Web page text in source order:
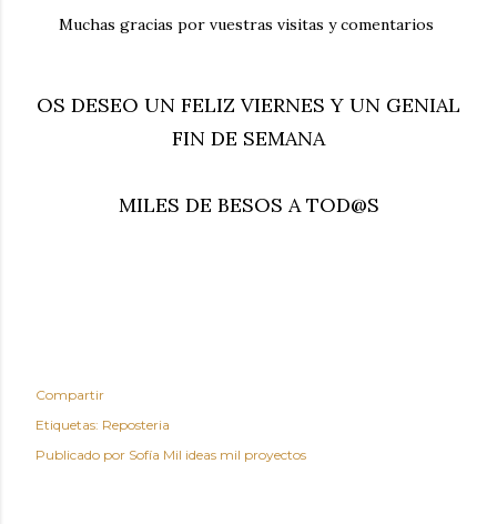
Muchas gracias por vuestras visitas y comentarios
OS DESEO UN FELIZ VIERNES Y UN GENIAL
FIN DE SEMANA
MILES DE BESOS A TOD@S
Compartir
Etiquetas: Reposteria
Publicado por Sofía Mil ideas mil proyectos